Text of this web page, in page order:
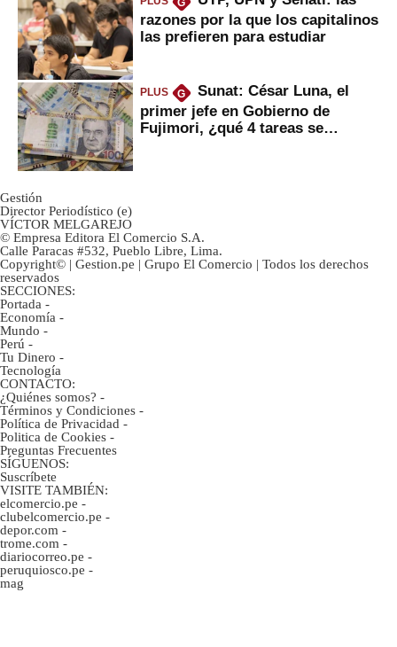
G
razones por la que los capitalinos
las prefieren para estudiar
PLUS G
Sunat: César Luna, el
primer jefe en Gobierno de
Fujimori, ¿qué 4 tareas se
Gestión
Director Periodístico (e)
VÍCTOR MELGAREJO
© Empresa Editora El Comercio S.A.
Calle Paracas #532, Pueblo Libre, Lima.
Copyright© | Gestion.pe | Grupo El Comercio | Todos los derechos
reservados
SECCIONES:
Portada -
Economía -
Mundo -
Perú -
Tu Dinero -
Tecnología
CONTACTO:
¿Quiénes somos? -
Términos y Condiciones -
Política de Privacidad -
Politica de Cookies -
Preguntas Frecuentes
SÍGUENOS:
Suscríbete
VISITE TAMBIÉN:
elcomercio.pe -
clubelcomercio.pe -
depor.com -
trome.com -
diariocorreo.pe -
peruquiosco.pe -
mag